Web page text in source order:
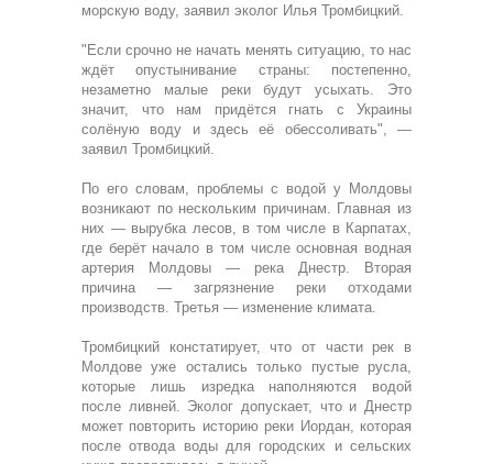
морскую воду, заявил эколог Илья Тромбицкий.
"Если срочно не начать менять ситуацию, то нас
ждёт опустынивание страны: постепенно,
незаметно малые реки будут усыхать. Это
значит, что нам придётся гнать с Украины
солёную воду и здесь её обессоливать", —
заявил Тромбицкий.
По его словам, проблемы с водой у Молдовы
возникают по нескольким причинам. Главная из
них — вырубка лесов, в том числе в Карпатах,
где берёт начало в том числе основная водная
артерия Молдовы — река Днестр. Вторая
причина — загрязнение реки отходами
производств. Третья — изменение климата.
Тромбицкий констатирует, что от части рек в
Молдове уже остались только пустые русла,
которые лишь изредка наполняются водой
после ливней. Эколог допускает, что и Днестр
может повторить историю реки Иордан, которая
после отвода воды для городских и сельских